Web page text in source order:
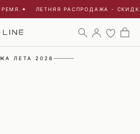
✦ ЛЕТНЯЯ РАСПРОДАЖА - СКИДКИ
ЛЕТА 2026